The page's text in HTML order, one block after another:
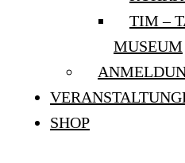
TIM –
MUSEUM
SHOP